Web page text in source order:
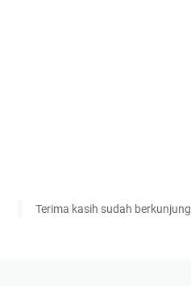
Terima kasih sudah berkunjung